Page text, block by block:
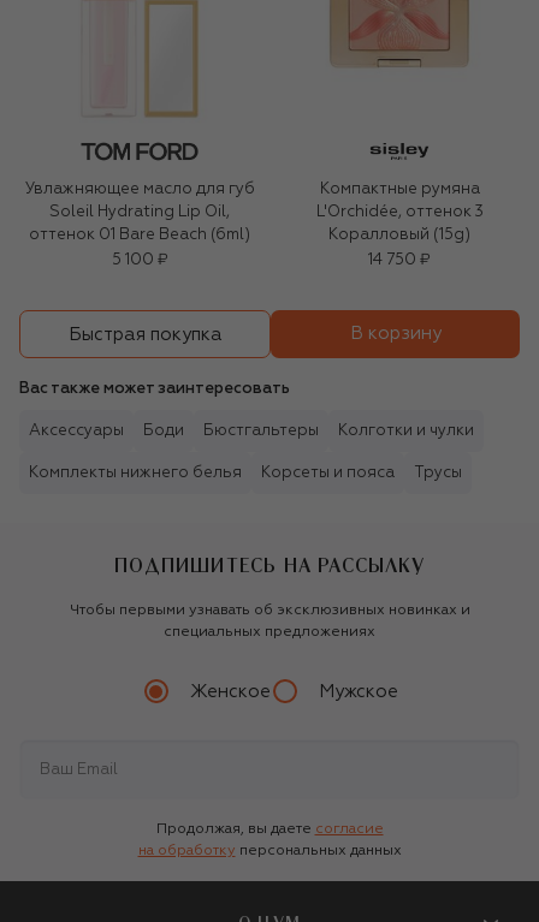
Увлажняющее масло для губ
Soleil Hydrating Lip Oil,
оттенок 01 Bare Beach (6ml)
5 100 ₽
Компактные румяна
L'Orchidée, оттенок 3
Коралловый (15g)
14 750 ₽
Быстрая покупка В корзину
Вас также может заинтересовать
Аксессуары Боди Бюстгальтеры Колготки и чулки
Комплекты нижнего белья Корсеты и пояса Трусы
ПОДПИШИТЕСЬ НА РАССЫЛКУ
Чтобы первыми узнавать об эксклюзивных новинках и
специальных предложениях
Женское Мужское
Продолжая, вы даете согласие
на обработку персональных данных